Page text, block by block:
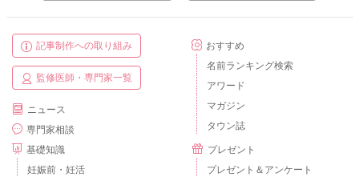
記事制作への取り組み
監修医師・専門家一覧
ニュース
専門家相談
基礎知識
妊娠前・妊活
おすすめ
名前ランキング検索
アワード
マガジン
タウン誌
プレゼント
プレゼント＆アンケート